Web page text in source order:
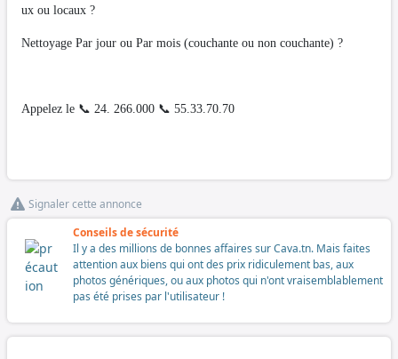
ux ou locaux ?
Nettoyage Par jour ou Par mois (couchante ou non couchante) ?
Appelez le 📞 24. 266.000 📞 55.33.70.70
Signaler cette annonce
Conseils de sécurité
Il y a des millions de bonnes affaires sur Cava.tn. Mais faites
attention aux biens qui ont des prix ridiculement bas, aux
photos génériques, ou aux photos qui n'ont vraisemblablement
pas été prises par l'utilisateur !